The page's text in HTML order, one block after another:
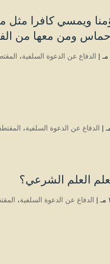
ويمسي كافرا مثل
ومن معها من
الدفاع عن الدعوة السلفية،
الدفاع عن الدعوة السلفية،
العلم الشرعي؟
الدفاع عن الدعوة السلفية،